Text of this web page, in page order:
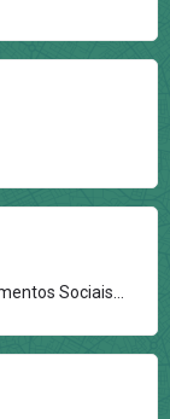
Movimentos Sociais/Ativistas